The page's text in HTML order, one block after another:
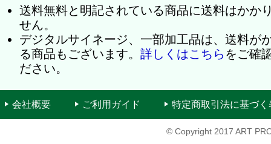
送料無料と明記されている商品に送料はかか
せん。
デジタルサイネージ、一部加工品は、送料が
る商品もございます。 詳しくはこちら をご確
ださい。
会社概要 ご利用ガイド 特定商取引法に基づく
© Copyright 2017 ART